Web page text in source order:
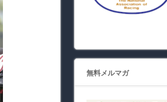
無料メルマガ